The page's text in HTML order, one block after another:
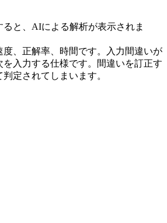
と、AIによる解析が表示されま
、正解率、時間です。入力間違いが
入力する仕様です。間違いを訂正す
定されてしまいます。